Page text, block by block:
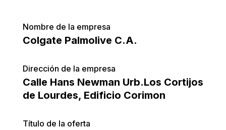
Nombre de la empresa
Colgate Palmolive C.A.
Dirección de la empresa
Calle Hans Newman Urb.Los Cortijos
de Lourdes, Edificio Corimon
Título de la oferta